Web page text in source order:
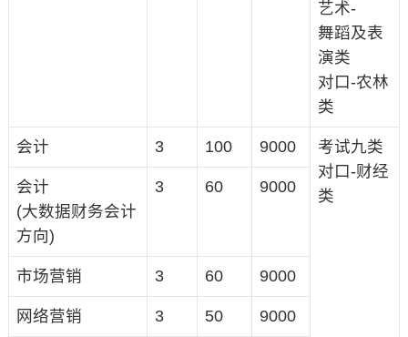
艺术-
舞蹈及表
演类
对口-农林
类
会计 3 100 9000
考试九类
对口-财经
类
会计
(大数据财务会计
方向)
3 60 9000
市场营销 3 60 9000
网络营销 3 50 9000